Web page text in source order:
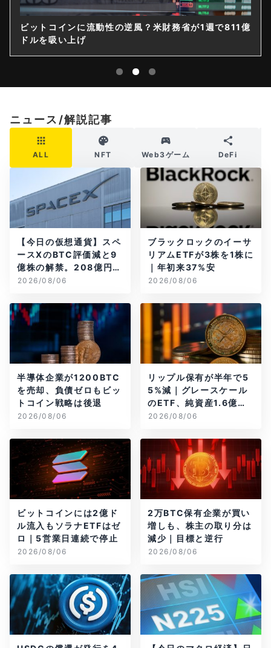
ビットコインに流動性の逆風？米財務省が1週で811億
ドルを吸い上げ
ニュース/解説記事
ALL NFT Web3ゲーム DeFi
【今日の仮想通貨】スペ
ースXのBTC評価減と9
億株の解禁。208億円相
当のBTCが盗難
2026/08/06
ブラックロックのイーサ
リアムETFが3株を1株に
｜年初来37%安
2026/08/06
半導体企業が1200BTC
を売却、負債ゼロもビッ
トコイン戦略は後退
2026/08/06
リップル保有が半年で5
5%減｜グレースケール
のETF、純資産1.6億ド
ル減
2026/08/06
ビットコインには2億ド
ル流入もソラナETFはゼ
ロ｜5営業日連続で停止
2026/08/06
2万BTC保有企業が買い
増しも、株主の取り分は
減少｜目標と逆行
2026/08/06